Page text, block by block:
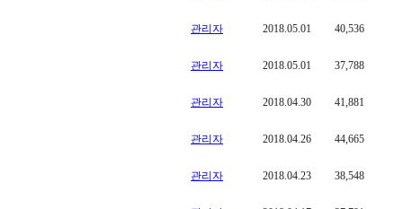
관리자 2018.05.01 40,536
관리자 2018.05.01 37,788
관리자 2018.04.30 41,881
관리자 2018.04.26 44,665
관리자 2018.04.23 38,548